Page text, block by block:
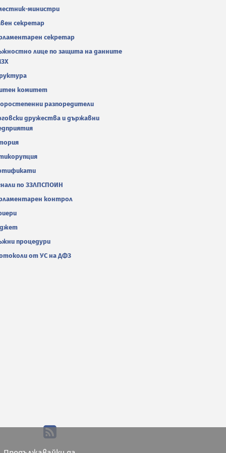
министри
секретар
секретар
лице по защита на данните
комитет
разпоредители
дружества и държавни
по ЗЗЛПСПОИН
контрол
процедури
от УС на ДФЗ